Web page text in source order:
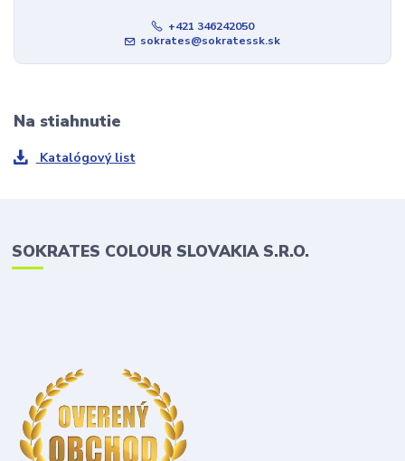
+421 346242050
sokrates@sokratessk.sk
Na stiahnutie
Katalógový list
SOKRATES COLOUR SLOVAKIA S.R.O.